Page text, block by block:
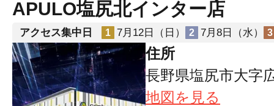
APULO塩尻北インター店
アクセス集中日 1 7月12日（日） 2 7月8日（水） 3
住所
長野県塩尻市大字
地図を見る